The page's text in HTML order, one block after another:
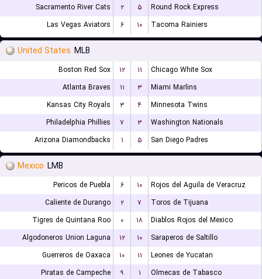
Sacramento River Cats
۲ ۵
Round Rock Express
Las Vegas Aviators
۶ ۱۰ Tacoma Rainiers
United States MLB
Boston Red Sox ۱۲ ۱۱
Chicago White Sox
Atlanta Braves
۱۱ ۳
Miami Marlins
Kansas City Royals
۳ ۴
Minnesota Twins
Philadelphia Phillies
۷ ۳
Washington Nationals
Arizona Diamondbacks
۱ ۵ San Diego Padres
Mexico LMB
Pericos de Puebla ۶ ۱۰
Rojos del Aguila de Veracruz
Caliente de Durango
۲ ۷
Toros de Tijuana
Tigres de Quintana Roo
۰ ۱۸
Diablos Rojos del Mexico
Algodoneros Union Laguna
۱۲ ۱۰
Saraperos de Saltillo
Guerreros de Oaxaca
۱۰ ۱۱
Leones de Yucatan
Piratas de Campeche
۹ ۱
Olmecas de Tabasco